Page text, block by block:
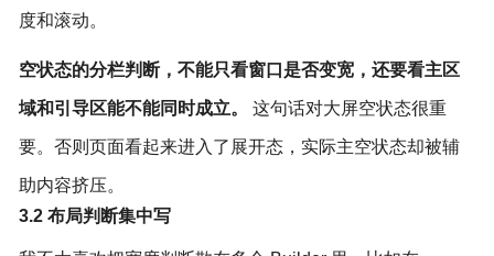
度和滚动。
空状态的分栏判断，不能只看窗口是否变宽，还要看主区
域和引导区能不能同时成立。 这句话对大屏空状态很重
要。否则页面看起来进入了展开态，实际主空状态却被辅
助内容挤压。
3.2 布局判断集中写